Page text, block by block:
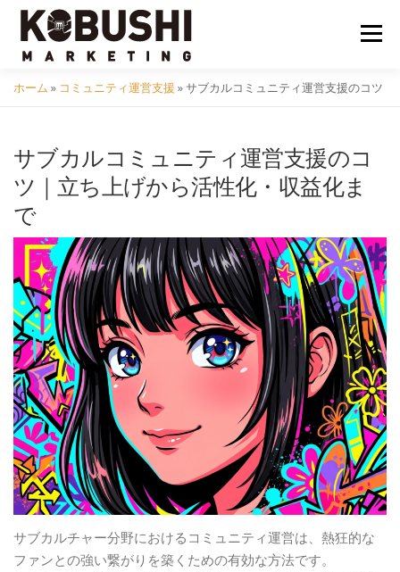
メニュ
コミュニティ サービス 資料DL 問い合わせ
ホーム » コミュニティ運営支援 »サブカルコミュニティ運営支援のコツ
サブカルコミュニティ運営支援のコ
ツ｜立ち上げから活性化・収益化ま
で
サブカルチャー分野におけるコミュニティ運営は、熱狂的な
ファンとの強い繋がりを築くための有効な方法です。